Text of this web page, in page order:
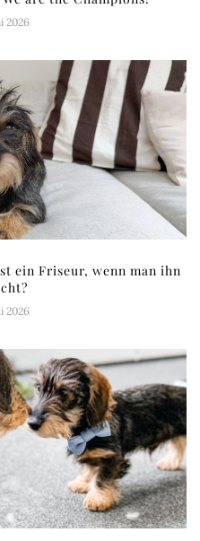
2026
ein Friseur, wenn man ihn
2026